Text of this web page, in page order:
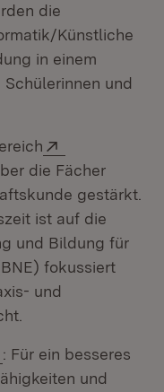
die
Künstliche
in einem
und
in neuem Fenster)
die Fächer
gestärkt.
ist auf die
und Bildung für
fokussiert
und
(Öffnet in neuem
: Für ein besseres
und